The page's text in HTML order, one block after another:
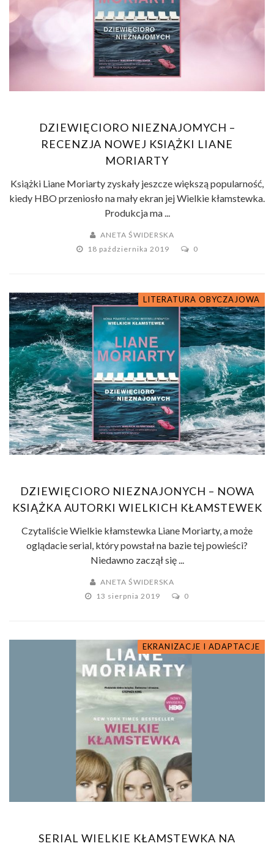
DZIEWIĘCIORO NIEZNAJOMYCH –
RECENZJA NOWEJ KSIĄŻKI LIANE
MORIARTY
Książki Liane Moriarty zyskały jeszcze większą popularność,
kiedy HBO przeniosło na mały ekran jej Wielkie kłamstewka.
Produkcja ma ...
ANETA ŚWIDERSKA
18 października 2019
0
LITERATURA OBYCZAJOWA
DZIEWIĘCIORO NIEZNAJONYCH – NOWA
KSIĄŻKA AUTORKI WIELKICH KŁAMSTEWEK
Czytaliście Wielkie kłamstewka Liane Moriarty, a może
oglądacie serial, który powstał na bazie tej powieści?
Niedawno zaczął się ...
ANETA ŚWIDERSKA
13 sierpnia 2019
0
EKRANIZACJE I ADAPTACJE
SERIAL WIELKIE KŁAMSTEWKA NA